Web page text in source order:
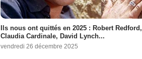
Ils nous ont quittés en 2025 : Robert Redford,
Claudia Cardinale, David Lynch...
vendredi 26 décembre 2025